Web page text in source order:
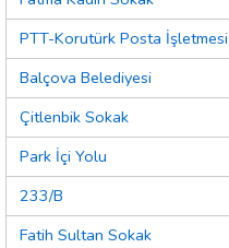
PTT-Korutürk Posta İşletmesi
Balçova Belediyesi
Çitlenbik Sokak
Park İçi Yolu
233/B
Fatih Sultan Sokak